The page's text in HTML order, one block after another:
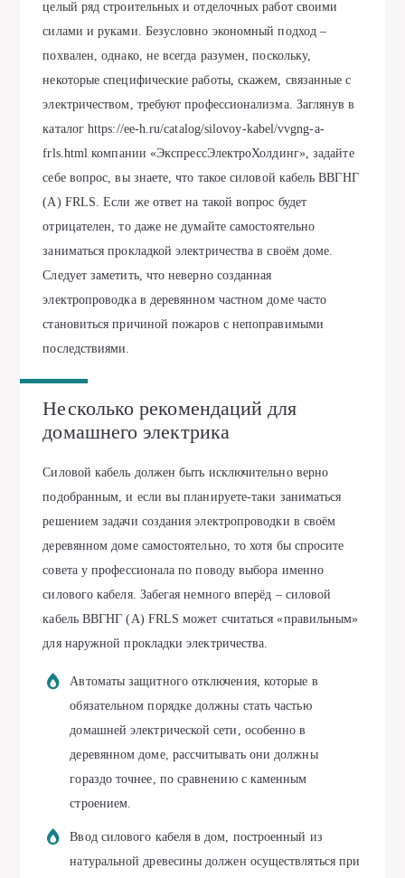
целый ряд строительных и отделочных работ своими
силами и руками. Безусловно экономный подход –
похвален, однако, не всегда разумен, поскольку,
некоторые специфические работы, скажем, связанные с
электричеством, требуют профессионализма. Заглянув в
каталогhttps://ee-h.ru/catalog/silovoy-kabel/vvgng-a-
frls.html компании «ЭкспрессЭлектроХолдинг», задайте
себе вопрос, вы знаете, что такое силовой кабель ВВГНГ
(А) FRLS. Если же ответ на такой вопрос будет
отрицателен, то даже не думайте самостоятельно
заниматься прокладкой электричества в своём доме.
Следует заметить, что неверно созданная
электропроводка в деревянном частном доме часто
становиться причиной пожаров с непоправимыми
последствиями.
Несколько рекомендаций для
домашнего электрика
Силовой кабель должен быть исключительно верно
подобранным, и если вы планируете-таки заниматься
решением задачи создания электропроводки в своём
деревянном доме самостоятельно, то хотя бы спросите
совета у профессионала по поводу выбора именно
силового кабеля. Забегая немного вперёд – силовой
кабель ВВГНГ (А) FRLS может считаться «правильным»
для наружной прокладки электричества.
Автоматы защитного отключения, которые в
обязательном порядке должны стать частью
домашней электрической сети, особенно в
деревянном доме, рассчитывать они должны
гораздо точнее, по сравнению с каменным
строением.
Ввод силового кабеля в дом, построенный из
натуральной древесины должен осуществляться при